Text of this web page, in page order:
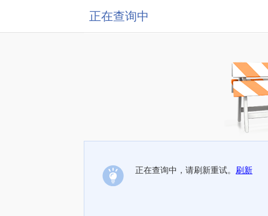
正在查询中
正在查询中，请刷新重试。 刷新